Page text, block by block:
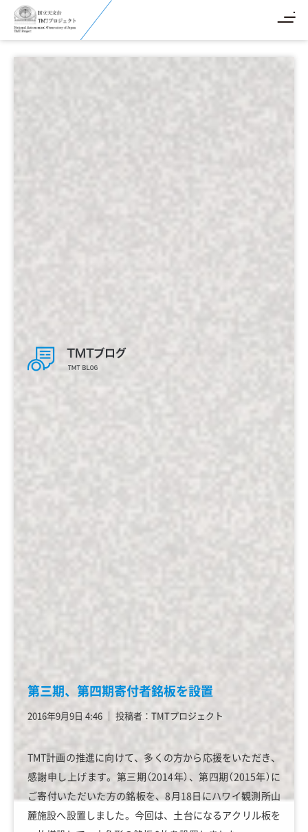
第三期、第四期寄付者銘板を設置
2016年9月9日 4:46 │ 投稿者：TMTプロジェクト
TMT計画の推進に向けて、多くの方から応援をいただき、
感謝申し上げます。第三期（2014年）、第四期（2015年）に
ご寄付いただいた方の銘板を、8月18日にハワイ観測所山
麓施設へ設置しました。今回は、土台になるアクリル板を